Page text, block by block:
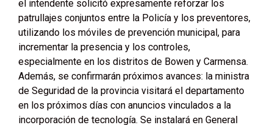
el intendente solicitó expresamente reforzar los
patrullajes conjuntos entre la Policía y los preventores,
utilizando los móviles de prevención municipal, para
incrementar la presencia y los controles,
especialmente en los distritos de Bowen y Carmensa.
Además, se confirmarán próximos avances: la ministra
de Seguridad de la provincia visitará el departamento
en los próximos días con anuncios vinculados a la
incorporación de tecnología. Se instalará en General